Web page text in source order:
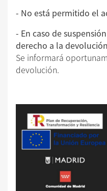
- No está permitido el
- En caso de
derecho a la
Se informará
devolución.